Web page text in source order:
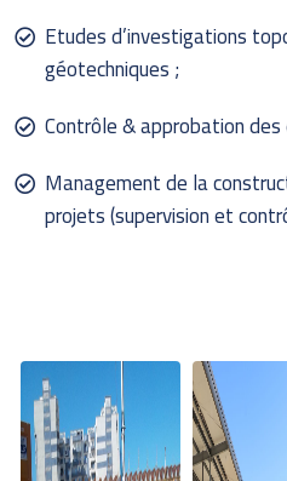
Etudes d’investigations
géotechniques ;
Contrôle & approbation des
Management de la
projets (supervision et